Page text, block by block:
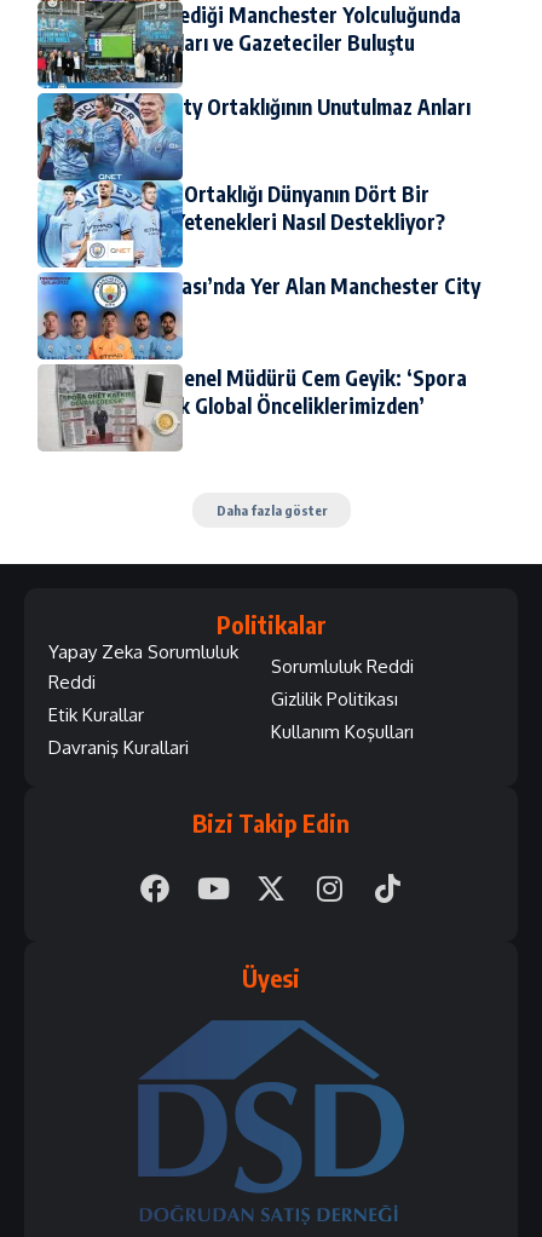
QNET’in Düzenlediği Manchester Yolculuğunda
Futbol Yorumcuları ve Gazeteciler Buluştu
3 Minimum Okuma
QNET ve Man City Ortaklığının Unutulmaz Anları
5 Minimum Okuma
QNET-Man City Ortaklığı Dünyanın Dört Bir
Yanından Genç Yetenekleri Nasıl Destekliyor?
3 Minimum Okuma
2022 Dünya Kupası’nda Yer Alan Manchester City
Oyuncuları
4 Minimum Okuma
QNET Türkiye Genel Müdürü Cem Geyik: ‘Spora
Destek En Büyük Global Önceliklerimizden’
4 Minimum Okuma
Daha fazla göster
Politikalar
Yapay Zeka Sorumluluk
Reddi
Etik Kurallar
Davraniş Kurallari
Sorumluluk Reddi
Gizlilik Politikası
Kullanım Koşulları
Bizi Takip Edin
Üyesi